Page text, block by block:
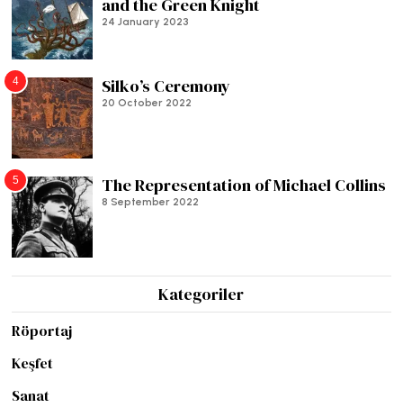
and the Green Knight
24 January 2023
4 Silko’s Ceremony
20 October 2022
5 The Representation of Michael Collins
8 September 2022
Kategoriler
Röportaj
Keşfet
Sanat